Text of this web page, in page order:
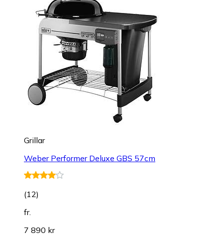
Grillar
Weber Performer Deluxe GBS 57cm
(12)
fr.
7 890 kr